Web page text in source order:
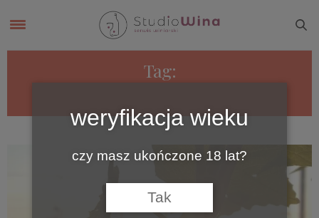
Tag:
weryfikacja wieku
czy masz ukończone 18 lat?
Tak